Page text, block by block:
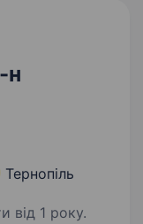
н
Тернопіль
від 1 року.